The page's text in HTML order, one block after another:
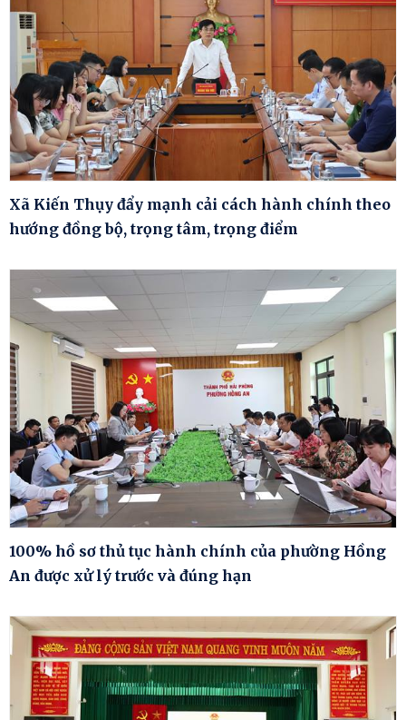
Xã Kiến Thụy đẩy mạnh cải cách hành chính theo
hướng đồng bộ, trọng tâm, trọng điểm
100% hồ sơ thủ tục hành chính của phường Hồng
An được xử lý trước và đúng hạn